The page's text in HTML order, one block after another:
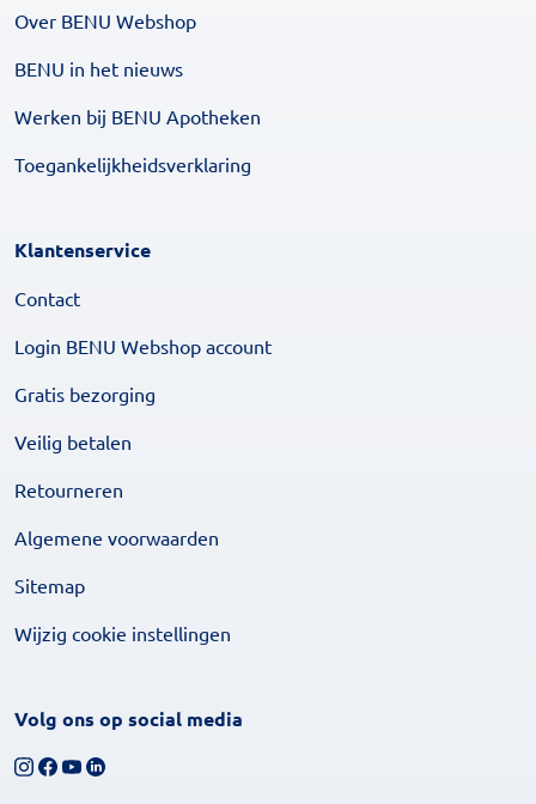
Over BENU Webshop
BENU in het nieuws
Werken bij BENU Apotheken
Toegankelijkheidsverklaring
Klantenservice
Contact
Login BENU Webshop account
Gratis bezorging
Veilig betalen
Retourneren
Algemene voorwaarden
Sitemap
Wijzig cookie instellingen
Volg ons op social media
Volg ons op Instagram
Volg ons op Facebook
Bekijk ons YouTube-kanaal
Volg ons op LinkedIn